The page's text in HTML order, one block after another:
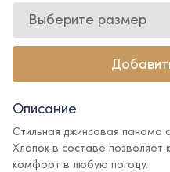
Выберите размер
Описание
Стильная джинсовая панама
Хлопок в составе позволяет
комфорт в любую погоду.